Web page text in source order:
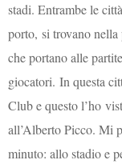
stadi. Entrambe le
porto, si trovano nella
che portano alle
giocatori. In questa
Club e questo l’ho
all’Alberto Picco. Mi
minuto: allo stadio e